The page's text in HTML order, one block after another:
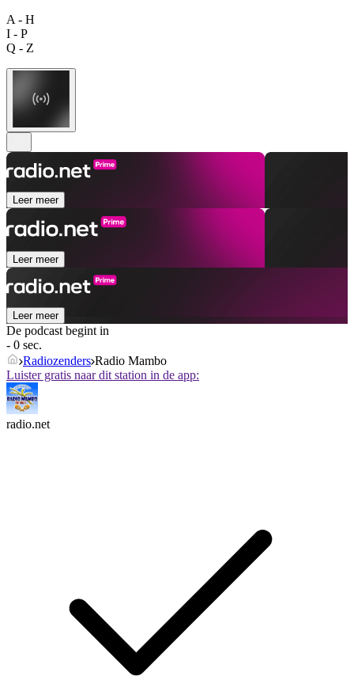
A - H
I - P
Q - Z
Leer meer
Leer meer
Leer meer
De podcast begint in
- 0 sec.
Radiozenders Radio Mambo
Luister gratis naar dit station in de app:
radio.net